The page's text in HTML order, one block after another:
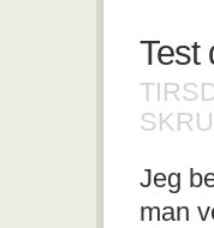
Test
Jeg
man